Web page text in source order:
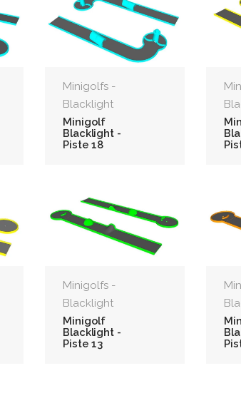
Minigolfs -
Blacklight
Minigolf
Blacklight -
Piste 18
Minigolfs -
Blacklight
Minigolf
Blacklight -
Piste 13